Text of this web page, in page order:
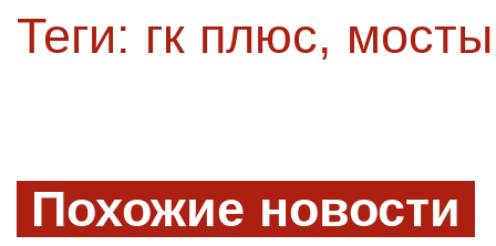
Теги: гк плюс, мосты
Похожие новости